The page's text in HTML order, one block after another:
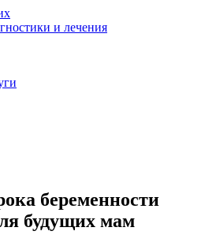
и лечения
беременности
будущих мам